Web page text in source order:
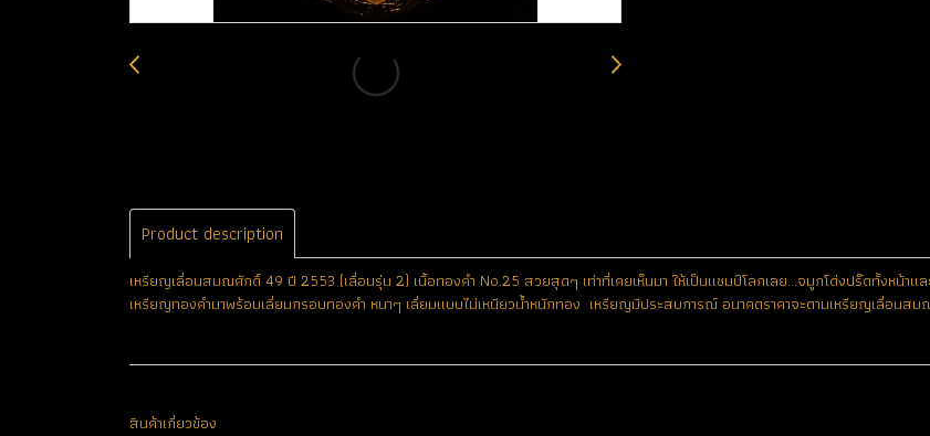
Product description
เหรียญเลื่อนสมณศักดิ์ 49 ปี 2553 (เลื่อนรุ่น 2) เนื้อทองคำ No.25 สวยสุดๆ เท่าที่เคยเห็นมา ให้เป็นแชมป์โลกเลย...จมูกโด่งปริ๊ดทั้งหน้าแ
เหรียญทองคำมาพร้อมเลี่ยมกรอบทองคำ หนาๆ เลี่ยมแบบไม่เหนียวน้ำหนักทอง เหรียญมีประสบการณ์ อนาคตราคาจะตามเหรียญเลื่อนส
สินค้าเกี่ยวข้อง